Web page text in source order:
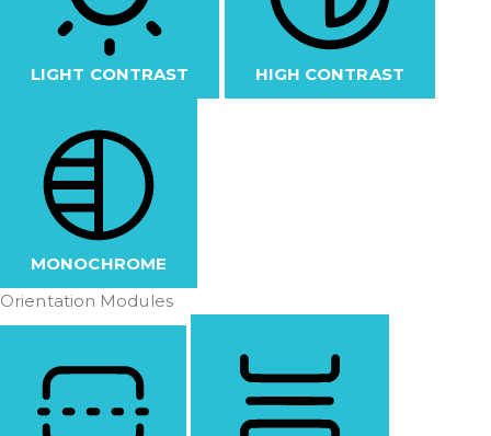
LIGHT CONTRAST HIGH CONTRAST
MONOCHROME
Orientation Modules